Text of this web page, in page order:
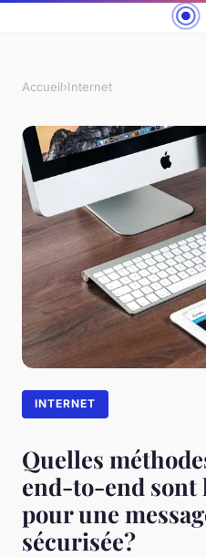
Accueil›Internet
INTERNET
Quelles
end-to-end sont
pour une
sécurisée?